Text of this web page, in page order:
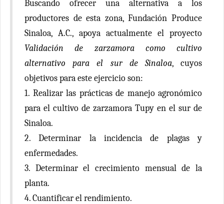
Buscando ofrecer una alternativa a los
productores de esta zona, Fundación Produce
Sinaloa, A.C., apoya actualmente el proyecto
Validación de zarzamora como cultivo
alternativo para el sur de Sinaloa, cuyos
objetivos para este ejercicio son:
1. Realizar las prácticas de manejo agronómico
para el cultivo de zarzamora Tupy en el sur de
Sinaloa.
2. Determinar la incidencia de plagas y
enfermedades.
3. Determinar el crecimiento mensual de la
planta.
4. Cuantificar el rendimiento.